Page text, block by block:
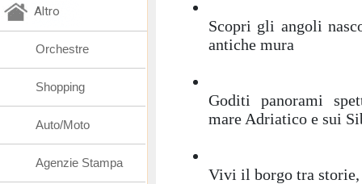
Scopri gli angoli
antiche mura
Goditi panorami
mare Adriatico e sui
Vivi il borgo tra storie,
Altro
Orchestre
Shopping
Auto/Moto
Agenzie Stampa